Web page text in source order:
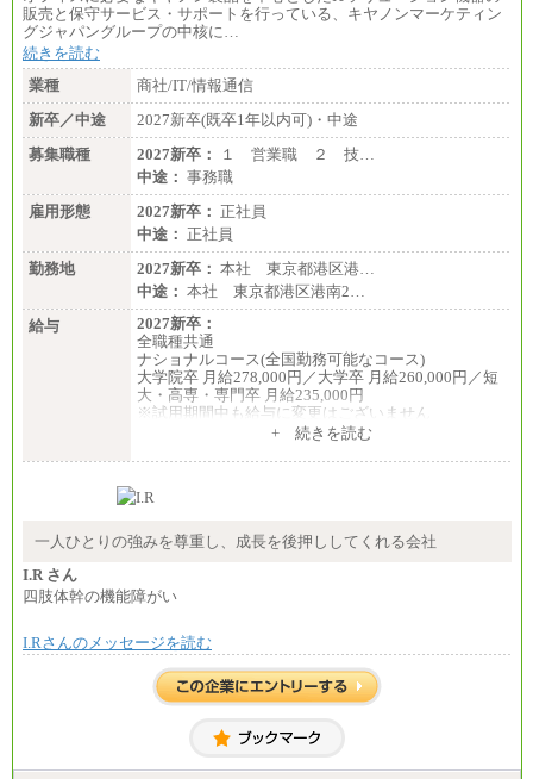
販売と保守サービス・サポートを行っている、キヤノンマーケティン
グジャパングループの中核に…
続きを読む
業種
商社/IT/情報通信
新卒／中途
2027新卒(既卒1年以内可)・中途
募集職種
2027新卒：
１ 営業職 ２ 技…
中途： 事務職
雇用形態
2027新卒： 正社員
中途： 正社員
勤務地
2027新卒： 本社 東京都港区港…
中途： 本社 東京都港区港南2…
給与
2027新卒：
全職種共通
ナショナルコース(全国勤務可能なコース)
大学院卒 月給278,000円／大学卒 月給260,000円／短
大・高専・専門卒 月給235,000円
※試用期間中も給与に変更はございません
大学院卒 月給264,000円／大学卒 月給250,000円／短
※試用期間中も給与に変更はございません
月給：250,000円～400,000円
+ 続きを読む
一人ひとりの強みを尊重し、成長を後押ししてくれる会社
I.R さん
四肢体幹の機能障がい
I.Rさんのメッセージを読む